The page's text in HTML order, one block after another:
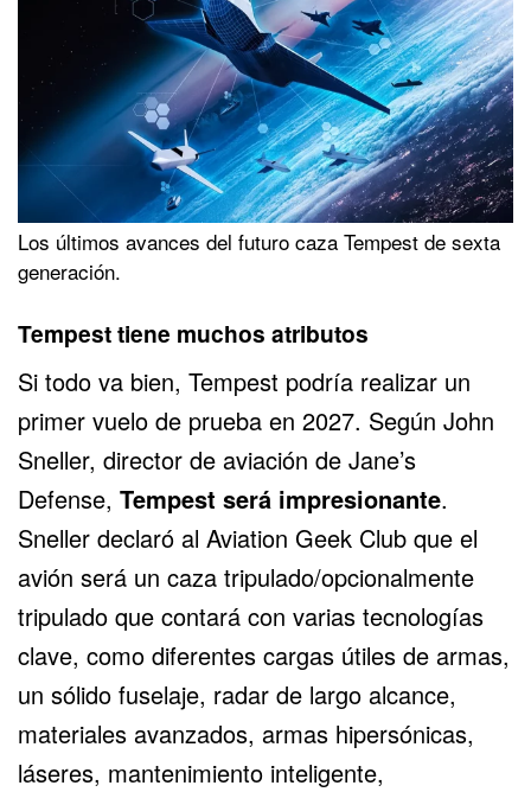
Los últimos avances del futuro caza Tempest de sexta
generación.
Tempest tiene muchos atributos
Si todo va bien, Tempest podría realizar un
primer vuelo de prueba en 2027. Según John
Sneller, director de aviación de Jane’s
Defense, Tempest será impresionante.
Sneller declaró al Aviation Geek Club que el
avión será un caza tripulado/opcionalmente
tripulado que contará con varias tecnologías
clave, como diferentes cargas útiles de armas,
un sólido fuselaje, radar de largo alcance,
materiales avanzados, armas hipersónicas,
láseres, mantenimiento inteligente,